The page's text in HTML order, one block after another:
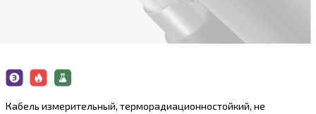
Кабель измерительный, терморадиационностойкий, не